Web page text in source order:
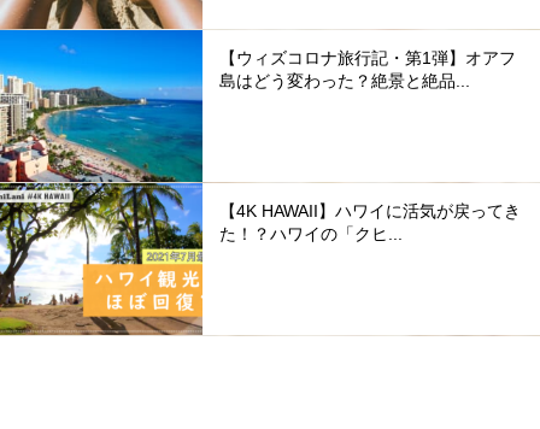
【ウィズコロナ旅行記・第1弾】オアフ
島はどう変わった？絶景と絶品...
【4K HAWAII】ハワイに活気が戻ってき
た！？ハワイの「クヒ...